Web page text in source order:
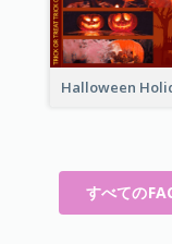
すべての